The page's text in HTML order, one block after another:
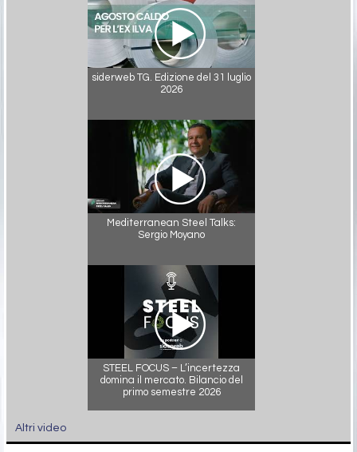
siderweb TG. Edizione del 31 luglio
2026
Mediterranean Steel Talks:
Sergio Moyano
STEEL FOCUS – L’incertezza
domina il mercato. Bilancio del
primo semestre 2026
Altri video